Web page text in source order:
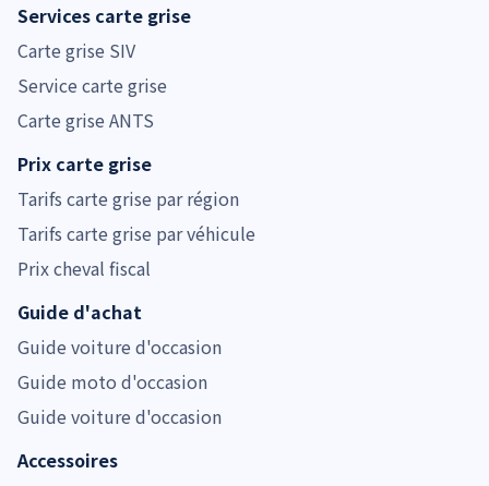
Services carte grise
Carte grise SIV
Service carte grise
Carte grise ANTS
Prix carte grise
Tarifs carte grise par région
Tarifs carte grise par véhicule
Prix cheval fiscal
Guide d'achat
Guide voiture d'occasion
Guide moto d'occasion
Guide voiture d'occasion
Accessoires